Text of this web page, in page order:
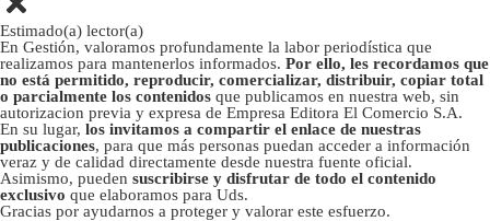
Estimado(a) lector(a)
En Gestión, valoramos profundamente la labor periodística que
realizamos para mantenerlos informados. Por ello, les recordamos que
no está permitido, reproducir, comercializar, distribuir, copiar total
o parcialmente los contenidos que publicamos en nuestra web, sin
autorizacion previa y expresa de Empresa Editora El Comercio S.A.
En su lugar, los invitamos a compartir el enlace de nuestras
publicaciones, para que más personas puedan acceder a información
veraz y de calidad directamente desde nuestra fuente oficial.
Asimismo, pueden suscribirse y disfrutar de todo el contenido
exclusivo que elaboramos para Uds.
Gracias por ayudarnos a proteger y valorar este esfuerzo.